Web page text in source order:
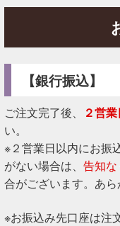
【銀行振込】
ご注文完了後、 ２営
い。
※２営業日以内にお振
がない場合は、 告知
合がございます。あら
※お振込み先口座は注